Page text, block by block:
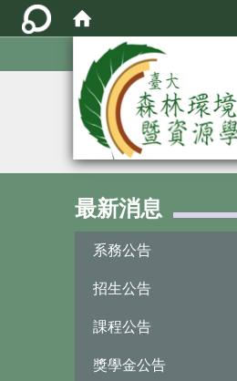
最新消息
系務公告
招生公告
課程公告
獎學金公告